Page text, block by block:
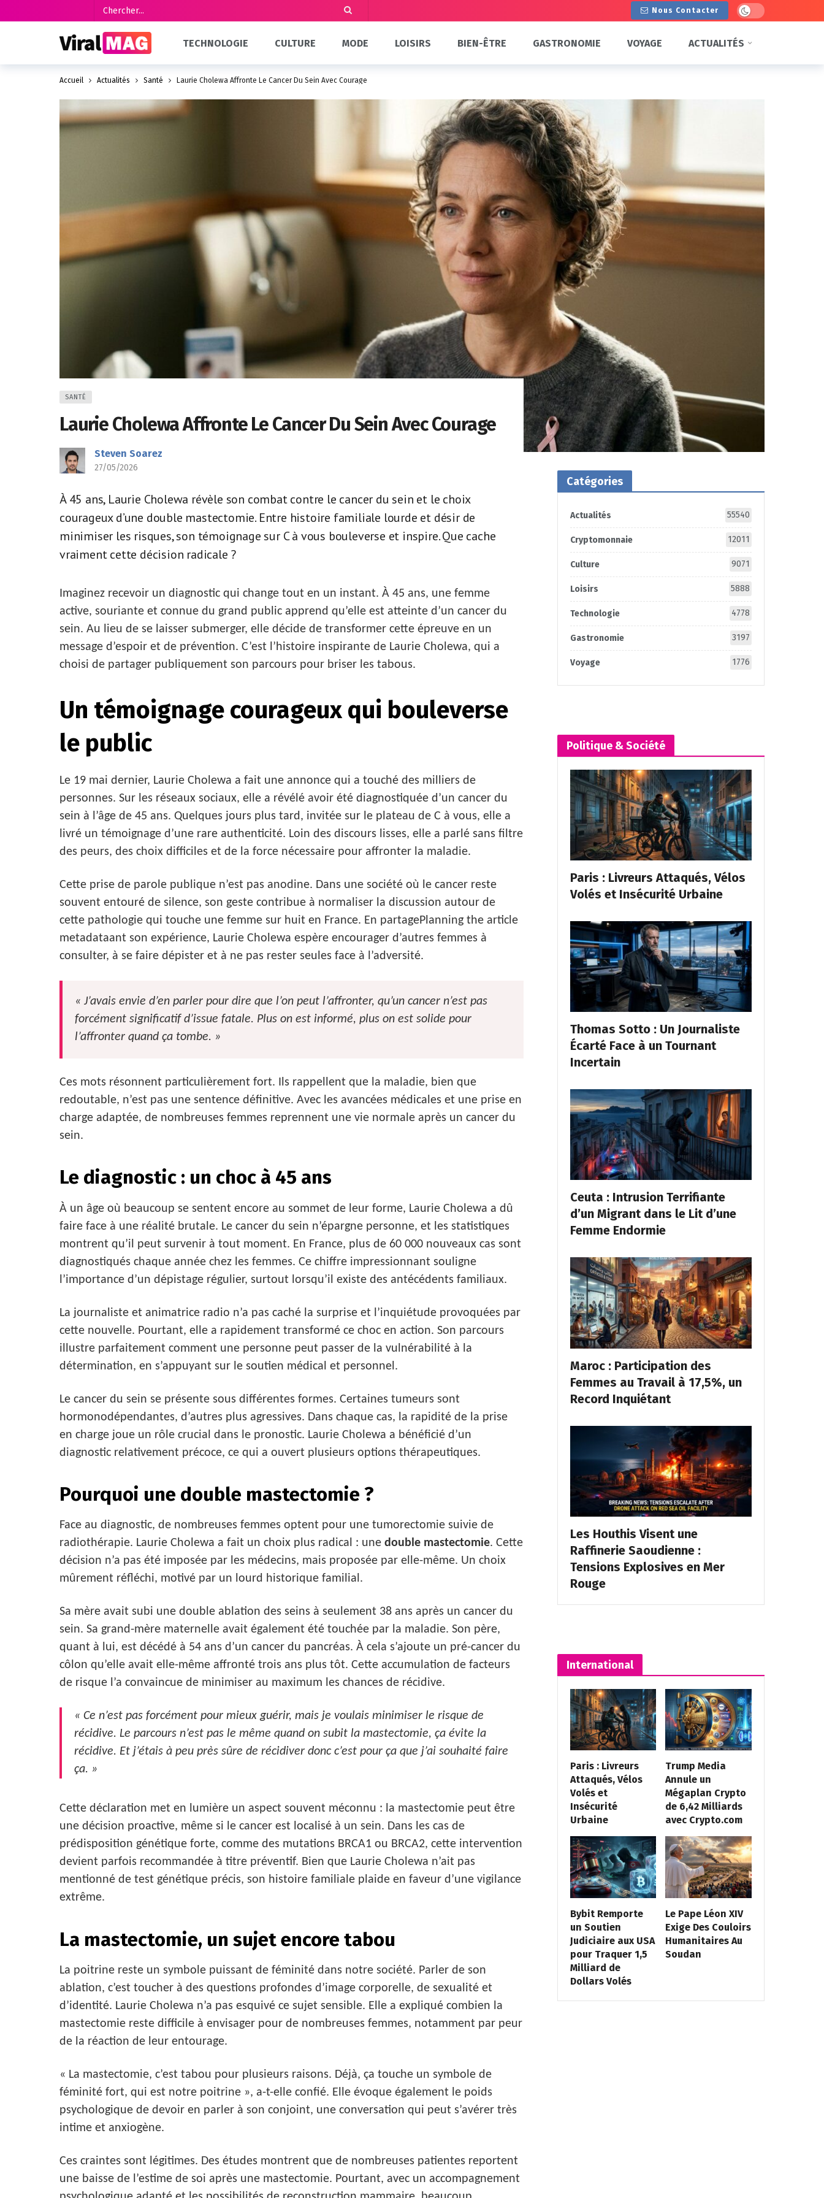
Nous Contacter Dark mode
TECHNOLOGIE CULTURE MODE LOISIRS BIEN-ÊTRE GASTRONOMIE VOYAGE ACTUALITÉS
Accueil Actualités Santé Laurie Cholewa Affronte Le Cancer Du Sein Avec Courage
SANTÉ
Laurie Cholewa Affronte Le Cancer Du Sein Avec Courage
Steven Soarez
27/05/2026
À 45 ans, Laurie Cholewa révèle son combat contre le cancer du sein et le choix
courageux d’une double mastectomie. Entre histoire familiale lourde et désir de
minimiser les risques, son témoignage sur C à vous bouleverse et inspire. Que cache
vraiment cette décision radicale ?
Imaginez recevoir un diagnostic qui change tout en un instant. À 45 ans, une femme
active, souriante et connue du grand public apprend qu’elle est atteinte d’un cancer du
sein. Au lieu de se laisser submerger, elle décide de transformer cette épreuve en un
message d’espoir et de prévention. C’est l’histoire inspirante de Laurie Cholewa, qui a
choisi de partager publiquement son parcours pour briser les tabous.
Un témoignage courageux qui bouleverse
le public
Le 19 mai dernier, Laurie Cholewa a fait une annonce qui a touché des milliers de
personnes. Sur les réseaux sociaux, elle a révélé avoir été diagnostiquée d’un cancer du
sein à l’âge de 45 ans. Quelques jours plus tard, invitée sur le plateau de C à vous, elle a
livré un témoignage d’une rare authenticité. Loin des discours lisses, elle a parlé sans filtre
des peurs, des choix difficiles et de la force nécessaire pour affronter la maladie.
Cette prise de parole publique n’est pas anodine. Dans une société où le cancer reste
souvent entouré de silence, son geste contribue à normaliser la discussion autour de
cette pathologie qui touche une femme sur huit en France. En partagePlanning the article
metadataant son expérience, Laurie Cholewa espère encourager d’autres femmes à
consulter, à se faire dépister et à ne pas rester seules face à l’adversité.
« J’avais envie d’en parler pour dire que l’on peut l’affronter, qu’un cancer n’est pas
forcément significatif d’issue fatale. Plus on est informé, plus on est solide pour
l’affronter quand ça tombe. »
Ces mots résonnent particulièrement fort. Ils rappellent que la maladie, bien que
redoutable, n’est pas une sentence définitive. Avec les avancées médicales et une prise en
charge adaptée, de nombreuses femmes reprennent une vie normale après un cancer du
sein.
Le diagnostic : un choc à 45 ans
À un âge où beaucoup se sentent encore au sommet de leur forme, Laurie Cholewa a dû
faire face à une réalité brutale. Le cancer du sein n’épargne personne, et les statistiques
montrent qu’il peut survenir à tout moment. En France, plus de 60 000 nouveaux cas sont
diagnostiqués chaque année chez les femmes. Ce chiffre impressionnant souligne
l’importance d’un dépistage régulier, surtout lorsqu’il existe des antécédents familiaux.
La journaliste et animatrice radio n’a pas caché la surprise et l’inquiétude provoquées par
cette nouvelle. Pourtant, elle a rapidement transformé ce choc en action. Son parcours
illustre parfaitement comment une personne peut passer de la vulnérabilité à la
détermination, en s’appuyant sur le soutien médical et personnel.
Le cancer du sein se présente sous différentes formes. Certaines tumeurs sont
hormonodépendantes, d’autres plus agressives. Dans chaque cas, la rapidité de la prise
en charge joue un rôle crucial dans le pronostic. Laurie Cholewa a bénéficié d’un
diagnostic relativement précoce, ce qui a ouvert plusieurs options thérapeutiques.
Pourquoi une double mastectomie ?
Face au diagnostic, de nombreuses femmes optent pour une tumorectomie suivie de
radiothérapie. Laurie Cholewa a fait un choix plus radical : une double mastectomie. Cette
décision n’a pas été imposée par les médecins, mais proposée par elle-même. Un choix
mûrement réfléchi, motivé par un lourd historique familial.
Sa mère avait subi une double ablation des seins à seulement 38 ans après un cancer du
sein. Sa grand-mère maternelle avait également été touchée par la maladie. Son père,
quant à lui, est décédé à 54 ans d’un cancer du pancréas. À cela s’ajoute un pré-cancer du
côlon qu’elle avait elle-même affronté trois ans plus tôt. Cette accumulation de facteurs
de risque l’a convaincue de minimiser au maximum les chances de récidive.
« Ce n’est pas forcément pour mieux guérir, mais je voulais minimiser le risque de
récidive. Le parcours n’est pas le même quand on subit la mastectomie, ça évite la
récidive. Et j’étais à peu près sûre de récidiver donc c’est pour ça que j’ai souhaité faire
ça. »
Cette déclaration met en lumière un aspect souvent méconnu : la mastectomie peut être
une décision proactive, même si le cancer est localisé à un sein. Dans les cas de
prédisposition génétique forte, comme des mutations BRCA1 ou BRCA2, cette intervention
devient parfois recommandée à titre préventif. Bien que Laurie Cholewa n’ait pas
mentionné de test génétique précis, son histoire familiale plaide en faveur d’une vigilance
extrême.
La mastectomie, un sujet encore tabou
La poitrine reste un symbole puissant de féminité dans notre société. Parler de son
ablation, c’est toucher à des questions profondes d’image corporelle, de sexualité et
d’identité. Laurie Cholewa n’a pas esquivé ce sujet sensible. Elle a expliqué combien la
mastectomie reste difficile à envisager pour de nombreuses femmes, notamment par peur
de la réaction de leur entourage.
« La mastectomie, c’est tabou pour plusieurs raisons. Déjà, ça touche un symbole de
féminité fort, qui est notre poitrine », a-t-elle confié. Elle évoque également le poids
psychologique de devoir en parler à son conjoint, une conversation qui peut s’avérer très
intime et anxiogène.
Ces craintes sont légitimes. Des études montrent que de nombreuses patientes reportent
une baisse de l’estime de soi après une mastectomie. Pourtant, avec un accompagnement
Catégories
Actualités 55540
Cryptomonnaie 12011
Culture 9071
Loisirs 5888
Technologie 4778
Gastronomie 3197
Voyage 1776
Politique & Société
Paris : Livreurs Attaqués, Vélos
Volés et Insécurité Urbaine
Thomas Sotto : Un Journaliste
Écarté Face à un Tournant
Incertain
Ceuta : Intrusion Terrifiante
d’un Migrant dans le Lit d’une
Femme Endormie
Maroc : Participation des
Femmes au Travail à 17,5%, un
Record Inquiétant
Les Houthis Visent une
Raffinerie Saoudienne :
Tensions Explosives en Mer
Rouge
International
Paris : Livreurs
Attaqués, Vélos
Volés et
Insécurité
Urbaine
Trump Media
Annule un
Mégaplan Crypto
de 6,42 Milliards
avec Crypto.com
Bybit Remporte
un Soutien
Judiciaire aux USA
pour Traquer 1,5
Milliard de
Dollars Volés
Le Pape Léon XIV
Exige Des Couloirs
Humanitaires Au
Soudan